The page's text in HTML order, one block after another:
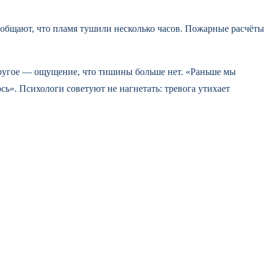
что пламя тушили несколько часов. Пожарные расчёты
— ощущение, что тишины больше нет. «Раньше мы
Психологи советуют не нагнетать: тревога утихает